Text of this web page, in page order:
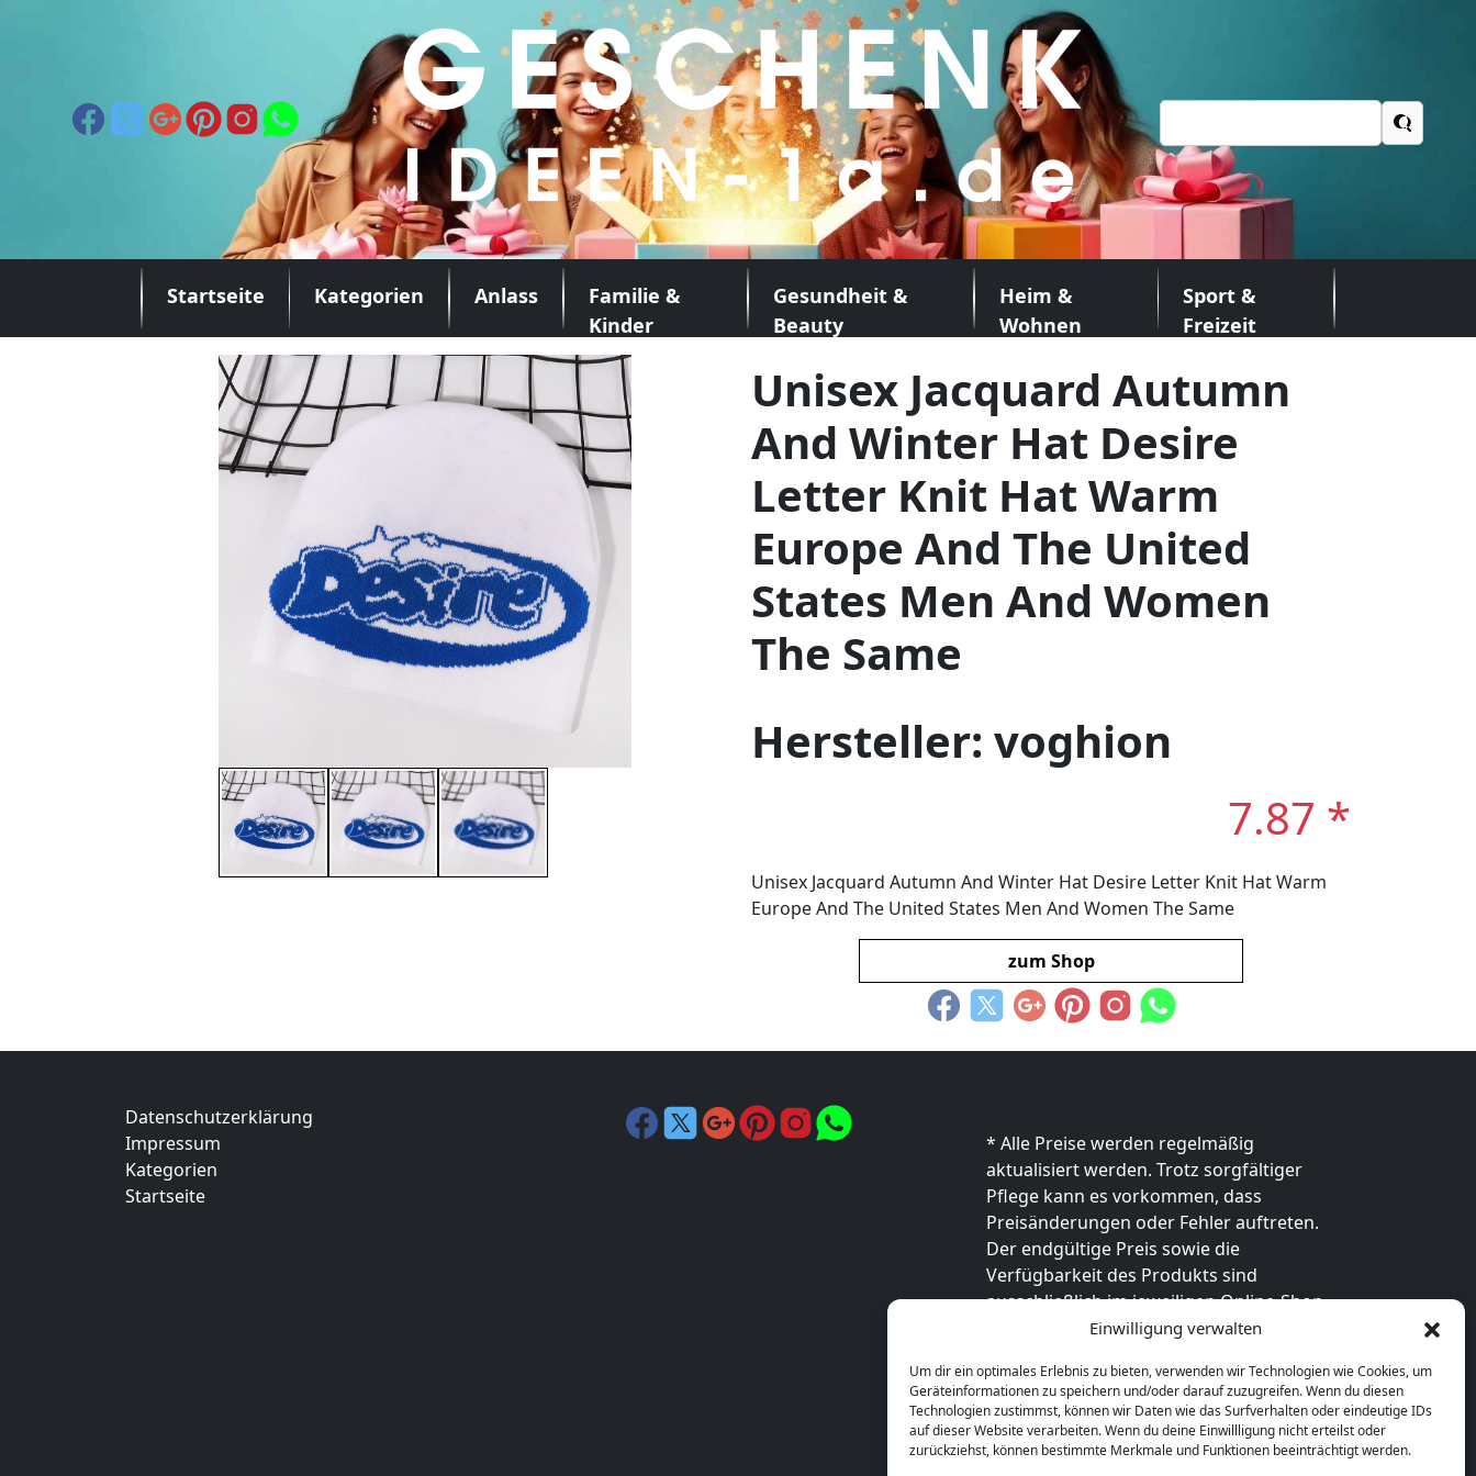
Einwilligung verwalten
Um dir ein optimales Erlebnis zu bieten, verwenden wir Technologien wie Cookies, um
Geräteinformationen zu speichern und/oder darauf zuzugreifen. Wenn du diesen
Technologien zustimmst, können wir Daten wie das Surfverhalten oder eindeutige IDs
auf dieser Website verarbeiten. Wenn du deine Einwillligung nicht erteilst oder
zurückziehst, können bestimmte Merkmale und Funktionen beeinträchtigt werden.
nach:
Startseite Kategorien Anlass
Familie &
Kinder
Gesundheit &
Beauty
Heim &
Wohnen
Sport &
Freizeit
Unisex Jacquard Autumn
And Winter Hat Desire
Letter Knit Hat Warm
Europe And The United
States Men And Women
The Same
Hersteller: voghion
7.87 *
Unisex Jacquard Autumn And Winter Hat Desire Letter Knit Hat Warm
Europe And The United States Men And Women The Same
zum Shop
Datenschutzerklärung
Impressum
Kategorien
Startseite
* Alle Preise werden regelmäßig
aktualisiert werden. Trotz sorgfältiger
Pflege kann es vorkommen, dass
Preisänderungen oder Fehler auftreten.
Der endgültige Preis sowie die
Verfügbarkeit des Produkts sind
ausschließlich im jeweiligen Online-Shop
des Anbieters verbindlich. Bitte
beim Händler.